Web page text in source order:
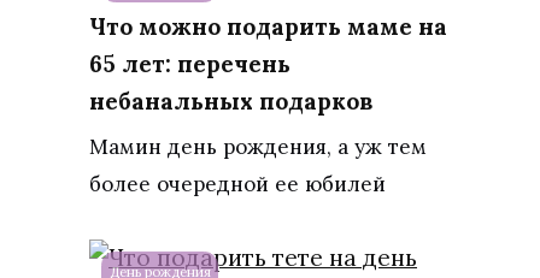
Что можно подарить маме на
65 лет: перечень
небанальных подарков
Мамин день рождения, а уж тем
более очередной ее юбилей
День рождения